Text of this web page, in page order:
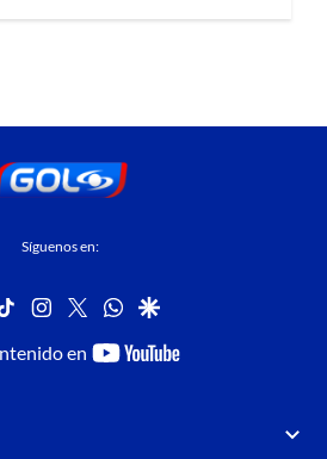
Síguenos en:
tiktok instagram
twitterwhatsapp
google
en
youtube-